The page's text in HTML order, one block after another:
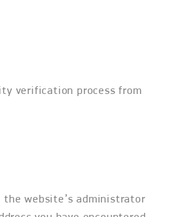
verification process from
website’s administrator